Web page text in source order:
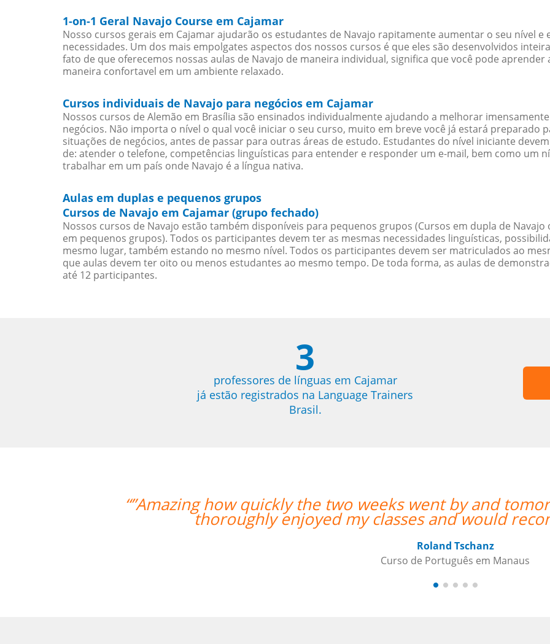
1-on-1 Geral Navajo Course em Cajamar
Nosso cursos gerais em Cajamar ajudarão os estudantes de Navajo rapitamente aumentar o seu nível e
necessidades. Um dos mais empolgates aspectos dos nossos cursos é que eles são desenvolvidos
fato de que oferecemos nossas aulas de Navajo de maneira individual, significa que você pode aprender
maneira confortavel em um ambiente relaxado.
Cursos individuais de Navajo para negócios em Cajamar
Nossos cursos de Alemão em Brasília são ensinados individualmente ajudando a melhorar
negócios. Não importa o nível o qual você iniciar o seu curso, muito em breve você já estará preparado
situações de negócios, antes de passar para outras áreas de estudo. Estudantes do nível iniciante
de: atender o telefone, competências linguísticas para entender e responder um e-mail, bem como um
trabalhar em um país onde Navajo é a língua nativa.
Aulas em duplas e pequenos grupos
Cursos de Navajo em Cajamar (grupo fechado)
Nossos cursos de Navajo estão também disponíveis para pequenos grupos (Cursos em dupla de
em pequenos grupos). Todos os participantes devem ter as mesmas necessidades linguísticas,
mesmo lugar, também estando no mesmo nível. Todos os participantes devem ser matriculados ao
que aulas devem ter oito ou menos estudantes ao mesmo tempo. De toda forma, as aulas de
até 12 participantes.
3
professores de línguas em Cajamar
já estão registrados na Language Trainers
Brasil.
the two weeks went by and tomorrow is my last day with Milena. I
my classes and would recommend her anytime. ””